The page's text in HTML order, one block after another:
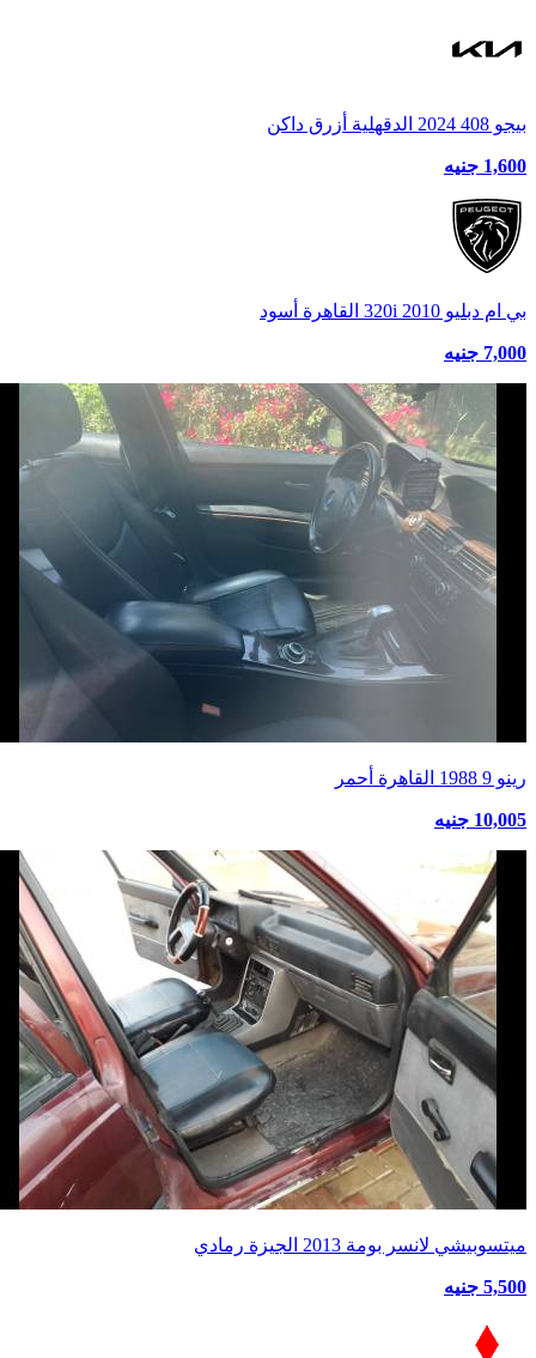
بيجو 408 2024 الدقهلية أزرق داكن
1,600 جنيه
بي ام دبليو 320i 2010 القاهرة أسود
7,000 جنيه
رينو 9 1988 القاهرة أحمر
10,005 جنيه
ميتسوبيشي لانسر بومة 2013 الجيزة رمادي
5,500 جنيه